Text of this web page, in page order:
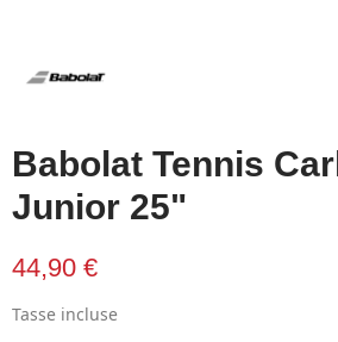
Babolat Tennis
Junior 25"
44,90 €
Tasse incluse